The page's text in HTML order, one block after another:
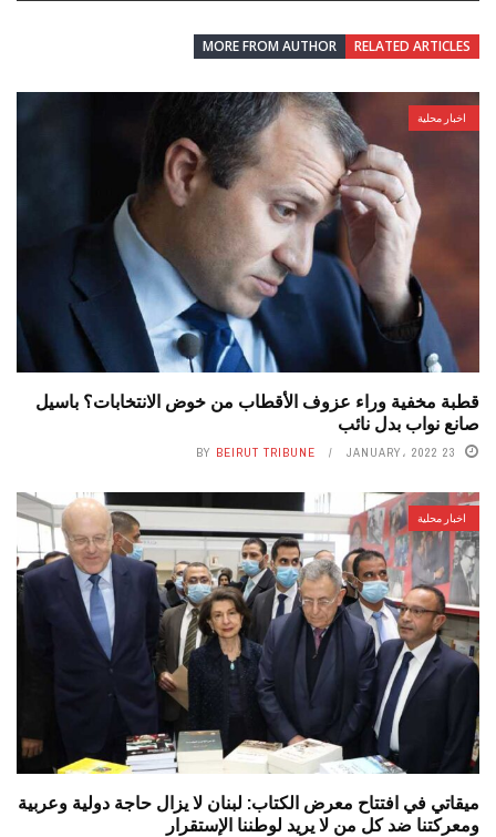
RELATED ARTICLES
MORE FROM AUTHOR
اخبار محلية
قطبة مخفية وراء عزوف الأقطاب من خوض الانتخابات؟ باسيل
صانع نواب بدل نائب
23 JANUARY، 2022 BY BEIRUT TRIBUNE
اخبار محلية
ميقاتي في افتتاح معرض الكتاب: لبنان لا يزال حاجة دولية وعربية
ومعركتنا ضد كل من لا يريد لوطننا الإستقرار